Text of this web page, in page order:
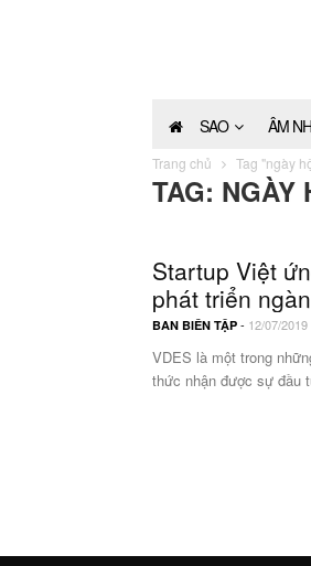
SAO ÂM
Trang chủ Tag "ngày
TAG: NGÀY
Startup Việt
phát triển
BAN BIÊN TẬP - 12/07/2019
VDES là một trong
thức nhận được sự đầu